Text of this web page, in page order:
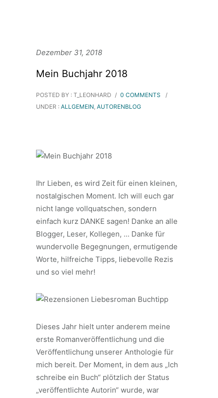
Dezember 31, 2018
Mein Buchjahr 2018
POSTED BY : T_LEONHARD / 0 COMMENTS
/
UNDER : ALLGEMEIN, AUTORENBLOG
Ihr Lieben, es wird Zeit für einen kleinen,
nostalgischen Moment. Ich will euch gar
nicht lange vollquatschen, sondern
einfach kurz DANKE sagen! Danke an alle
Blogger, Leser, Kollegen, … Danke für
wundervolle Begegnungen, ermutigende
Worte, hilfreiche Tipps, liebevolle Rezis
und so viel mehr!
Dieses Jahr hielt unter anderem meine
erste Romanveröffentlichung und die
Veröffentlichung unserer Anthologie für
mich bereit. Der Moment, in dem aus „Ich
schreibe ein Buch“ plötzlich der Status
„veröffentlichte Autorin“ wurde, war